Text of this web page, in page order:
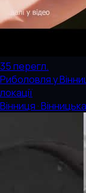
35перегл.
Риболовля у
локації
Вінниця · Вінницька